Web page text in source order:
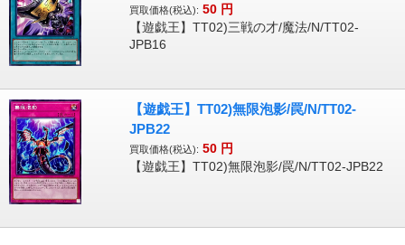
買取価格(税込): 50 円
【遊戯王】TT02)三戦の才/魔法/N/TT02-
JPB16
【遊戯王】TT02)無限泡影/罠/N/TT02-
JPB22
買取価格(税込): 50 円
【遊戯王】TT02)無限泡影/罠/N/TT02-JPB22